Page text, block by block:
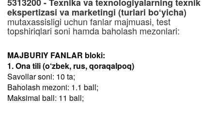
ekspertizasi va marketingi (turlari bo‘yicha)
mutaxassisligi uchun fanlar majmuasi, test
topshiriqlari soni hamda baholash mezonlari:
MAJBURIY FANLAR bloki:
1. Ona tili (o‘zbek, rus, qoraqalpoq)
Savollar soni: 10 ta;
Baholash mezoni: 1.1 ball;
Maksimal ball: 11 ball;